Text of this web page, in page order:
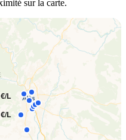
sur la carte.
L
L